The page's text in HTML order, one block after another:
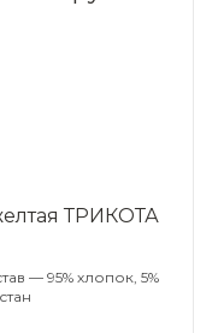
ТРИКОТА
— 95% хлопок, 5%